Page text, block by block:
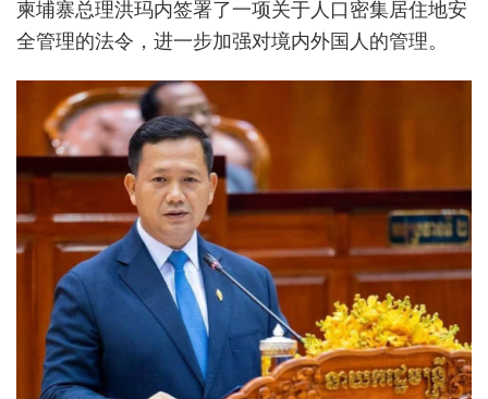
柬埔寨总理洪玛内签署了一项关于人口密集居住地安
全管理的法令，进一步加强对境内外国人的管理。